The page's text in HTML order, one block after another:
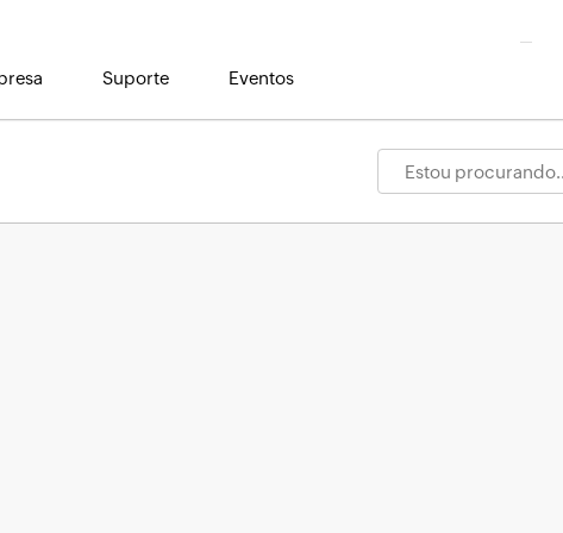
Suporte Eventos